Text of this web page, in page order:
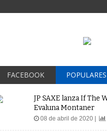
FACEBOOK POPULARES
JP SAXE lanza If The
Evaluna Montaner
08 de abril de 2020 |